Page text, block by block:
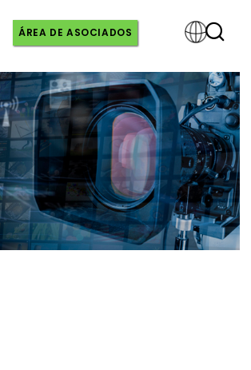
Powered
by
ÁREA DE ASOCIADOS